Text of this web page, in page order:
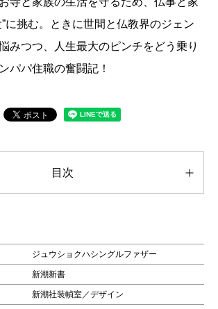
に挑む。ときに世間と仏教界のジェン
みつつ、人生最大のピンチをどう乗り
パパ住職の奮闘記！
目次
ジュウショクハシングルファザー
新潮新書
新潮社装幀室／デザイン